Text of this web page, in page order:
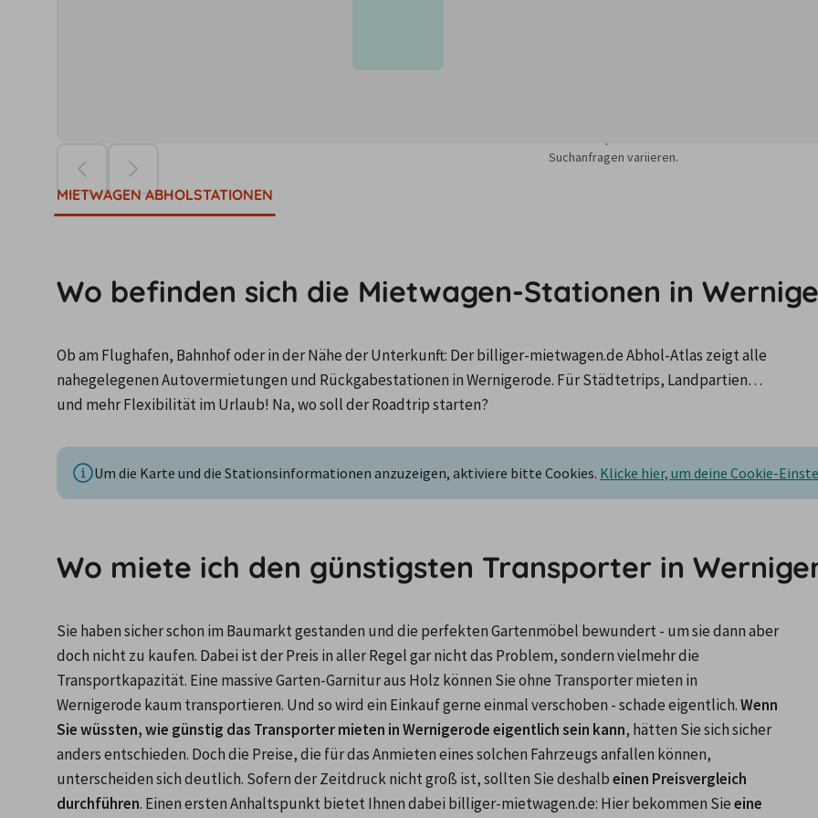
Suchanfragen variieren.
MIETWAGEN ABHOLSTATIONEN
Wo befinden sich die Mietwagen-Stationen in
Ob am Flughafen, Bahnhof oder in der Nähe der Unterkunft: Der billiger-mietwagen.de Abhol-Atlas zeigt alle
nahegelegenen Autovermietungen und Rückgabestationen in Wernigerode. Für Städtetrips, Landpartien…
und mehr Flexibilität im Urlaub! Na, wo soll der Roadtrip starten?
Um die Karte und die Stationsinformationen anzuzeigen, aktiviere bitte Cookies. Klicke hier, um deine Cookie-
Wo miete ich den günstigsten Transporter in
Sie haben sicher schon im Baumarkt gestanden und die perfekten Gartenmöbel bewundert - um sie dann aber
doch nicht zu kaufen. Dabei ist der Preis in aller Regel gar nicht das Problem, sondern vielmehr die
Transportkapazität. Eine massive Garten-Garnitur aus Holz können Sie ohne Transporter mieten in
Wernigerode kaum transportieren. Und so wird ein Einkauf gerne einmal verschoben - schade eigentlich. Wenn
Sie wüssten, wie günstig das Transporter mieten in Wernigerode eigentlich sein kann, hätten Sie sich sicher
anders entschieden. Doch die Preise, die für das Anmieten eines solchen Fahrzeugs anfallen können,
unterscheiden sich deutlich. Sofern der Zeitdruck nicht groß ist, sollten Sie deshalb einen Preisvergleich
durchführen. Einen ersten Anhaltspunkt bietet Ihnen dabei billiger-mietwagen.de: Hier bekommen Sie eine